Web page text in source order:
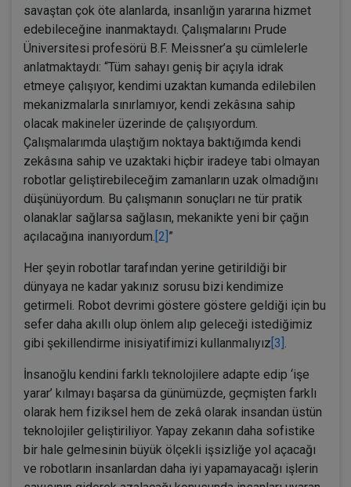
savaştan çok öte alanlarda, insanlığın yararına hizmet
edebileceğine inanmaktaydı. Çalışmalarını Prude
Üniversitesi profesörü B.F. Meissner’a şu cümlelerle
anlatmaktaydı: “Tüm sahayı geniş bir açıyla idrak
etmeye çalışıyor, kendimi uzaktan kumanda edilebilen
mekanizmalarla sınırlamıyor, kendi zekâsına sahip
olacak makineler üzerinde de çalışıyordum.
Çalışmalarımda ulaştığım noktaya baktığımda kendi
zekâsına sahip ve uzaktaki hiçbir iradeye tabi olmayan
robotlar geliştirebileceğim zamanların uzak olmadığını
düşünüyordum. Bu çalışmanın sonuçları ne tür pratik
olanaklar sağlarsa sağlasın, mekanikte yeni bir çağın
açılacağına inanıyordum. [2] ”
Her şeyin robotlar tarafından yerine getirildiği bir
dünyaya ne kadar yakınız sorusu bizi kendimize
getirmeli. Robot devrimi göstere göstere geldiği için bu
sefer daha akıllı olup önlem alıp geleceği istediğimiz
gibi şekillendirme inisiyatifimizi kullanmalıyız [3] .
İnsanoğlu kendini farklı teknolojilere adapte edip ‘işe
yarar’ kılmayı başarsa da günümüzde, geçmişten farklı
olarak hem fiziksel hem de zekâ olarak insandan üstün
teknolojiler geliştiriliyor. Yapay zekanın daha sofistike
bir hale gelmesinin büyük ölçekli işsizliğe yol açacağı
ve robotların insanlardan daha iyi yapamayacağı işlerin